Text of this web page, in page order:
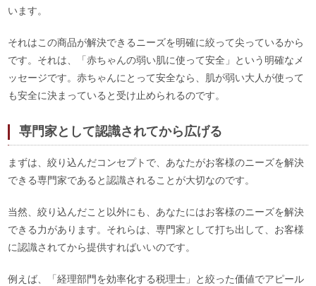
います。
それはこの商品が解決できるニーズを明確に絞って尖っているから
です。それは、「赤ちゃんの弱い肌に使って安全」という明確なメ
ッセージです。赤ちゃんにとって安全なら、肌が弱い大人が使って
も安全に決まっていると受け止められるのです。
専門家として認識されてから広げる
まずは、絞り込んだコンセプトで、あなたがお客様のニーズを解決
できる専門家であると認識されることが大切なのです。
当然、絞り込んだこと以外にも、あなたにはお客様のニーズを解決
できる力があります。それらは、専門家として打ち出して、お客様
に認識されてから提供すればいいのです。
例えば、「経理部門を効率化する税理士」と絞った価値でアピール